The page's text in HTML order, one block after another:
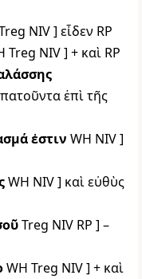
NIV ] εἶδεν RP
Treg NIV ] + καὶ RP
ἐπὶ τῆς
ἐστιν WH NIV ]
WH NIV ] καὶ εὐθὺς
Treg NIV RP ] –
WH Treg NIV ] + καὶ